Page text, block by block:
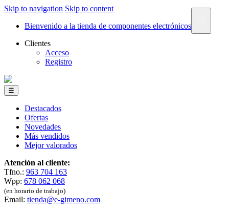
Skip to navigation Skip to content
Bienvenido a la tienda de componentes electrónicos
Clientes
Acceso
Registro
☰
Destacados
Ofertas
Novedades
Más vendidos
Mejor valorados
Atención al cliente:
Tfno.: 963 704 163
Wpp: 678 062 068
(en horario de trabajo)
Email: tienda@e-gimeno.com